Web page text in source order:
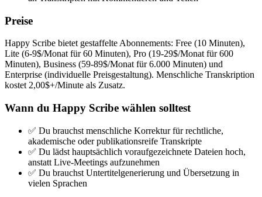
Preise
Happy Scribe bietet gestaffelte Abonnements: Free (10 Minuten),
Lite (6-9$/Monat für 60 Minuten), Pro (19-29$/Monat für 600
Minuten), Business (59-89$/Monat für 6.000 Minuten) und
Enterprise (individuelle Preisgestaltung). Menschliche Transkription
kostet 2,00$+/Minute als Zusatz.
Wann du Happy Scribe wählen solltest
✅ Du brauchst menschliche Korrektur für rechtliche,
akademische oder publikationsreife Transkripte
✅ Du lädst hauptsächlich voraufgezeichnete Dateien hoch,
anstatt Live-Meetings aufzunehmen
✅ Du brauchst Untertitelgenerierung und Übersetzung in
vielen Sprachen